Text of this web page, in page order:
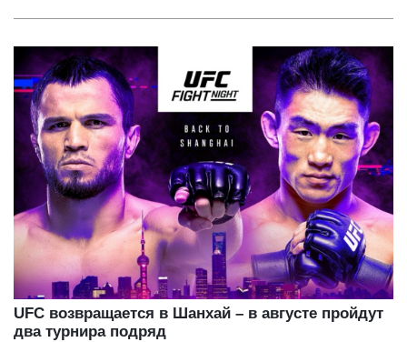
UFC возвращается в Шанхай – в августе пройдут
два турнира подряд